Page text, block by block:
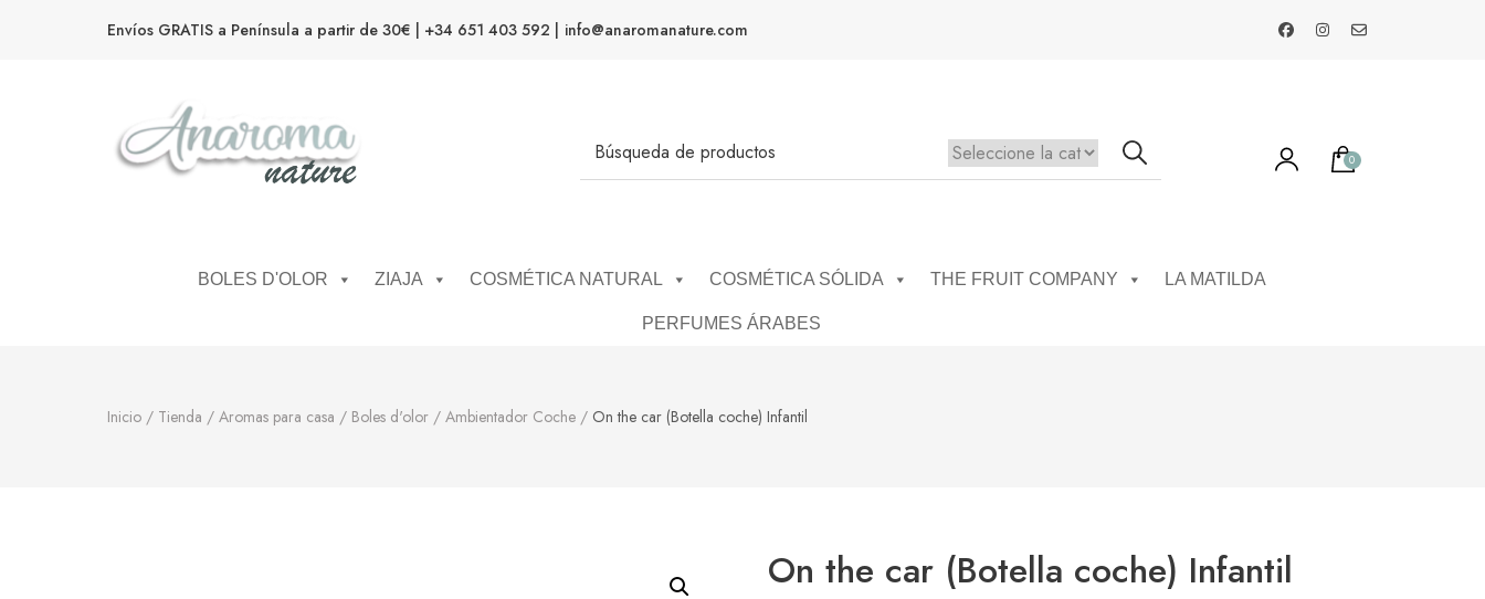
Envíos GRATIS a Península a partir de 30€ | +34 651 403 592 | info@anaromanature.com
0
BOLES D'OLOR ZIAJA COSMÉTICA NATURAL COSMÉTICA SÓLIDA THE FRUIT COMPANY LA MATILDA
PERFUMES ÁRABES
Inicio / Tienda / Aromas para casa / Boles d'olor / Ambientador Coche / On the car (Botella coche) Infantil
On the car (Botella coche) Infantil